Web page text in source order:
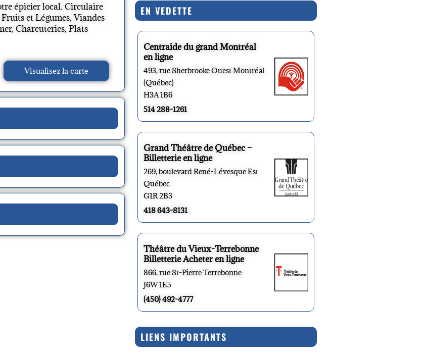
épicier local. Circulaire
et Légumes, Viandes
Charcuteries, Plats
Visualisez la carte
EN VEDETTE
Centraide du grand Montréal
en ligne
493, rue Sherbrooke Ouest Montréal
(Québec)
H3A 1B6
514 288-1261
Grand Théâtre de Québec –
Billetterie en ligne
269, boulevard René-Lévesque Est
Québec
G1R 2B3
418 643-8131
Théâtre du Vieux-Terrebonne
Billetterie Acheter en ligne
866, rue St-Pierre Terrebonne
J6W 1E5
(450) 492-4777
LIENS IMPORTANTS